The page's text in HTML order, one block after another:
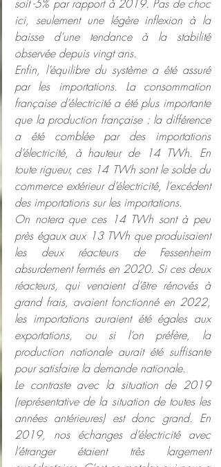
soit -5% par rapport à 2019. Pas de choc
ici, seulement une légère inflexion à la
baisse d’une tendance à la stabilité
observée depuis vingt ans.
Enfin, l’équilibre du système a été assuré
par les importations. La consommation
française d’électricité a été plus importante
que la production française : la différence
a été comblée par des importations
d’électricité, à hauteur de 14 TWh. En
toute rigueur, ces 14 TWh sont le solde du
commerce extérieur d’électricité, l’excédent
des importations sur les importations.
On notera que ces 14 TWh sont à peu
près égaux aux 13 TWh que produisaient
les deux réacteurs de Fessenheim
absurdement fermés en 2020. Si ces deux
réacteurs, qui venaient d’être rénovés à
grand frais, avaient fonctionné en 2022,
les importations auraient été égales aux
exportations, ou si l’on préfère, la
production nationale aurait été suffisante
pour satisfaire la demande nationale.
Le contraste avec la situation de 2019
(représentative de la situation de toutes les
années antérieures) est donc grand. En
2019, nos échanges d’électricité avec
l’étranger étaient très largement